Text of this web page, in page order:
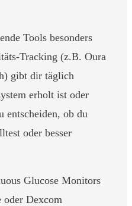
Tools besonders
Tracking (z.B. Oura
gibt dir täglich
erholt ist oder
entscheiden, ob du
oder besser
Glucose Monitors
Dexcom